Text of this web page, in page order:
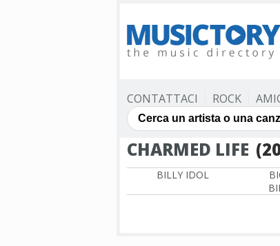
CONTATTACI ROCK
CHARMED LIFE
BILLY IDOL